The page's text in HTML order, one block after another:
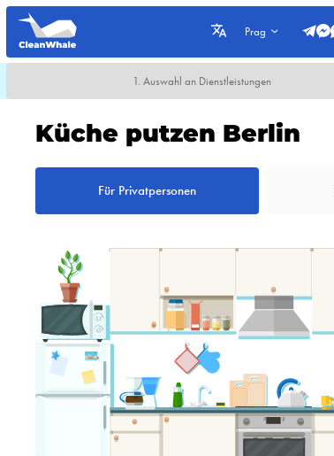
Prag
1. Auswahl an Dienstleistungen
Küche putzen Berlin
Für Privatpersonen